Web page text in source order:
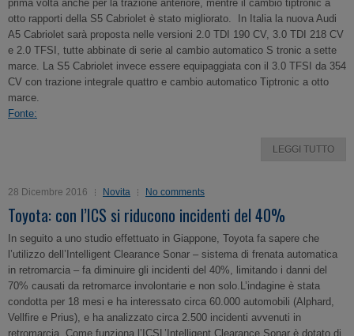
prima volta anche per la trazione anteriore, mentre il cambio tiptronic a
otto rapporti della S5 Cabriolet è stato migliorato. In Italia la nuova Audi
A5 Cabriolet sarà proposta nelle versioni 2.0 TDI 190 CV, 3.0 TDI 218 CV
e 2.0 TFSI, tutte abbinate di serie al cambio automatico S tronic a sette
marce. La S5 Cabriolet invece essere equipaggiata con il 3.0 TFSI da 354
CV con trazione integrale quattro e cambio automatico Tiptronic a otto
marce.
Fonte:
LEGGI TUTTO
28 Dicembre 2016 Novita No comments
Toyota: con l’ICS si riducono incidenti del 40%
In seguito a uno studio effettuato in Giappone, Toyota fa sapere che
l’utilizzo dell’Intelligent Clearance Sonar – sistema di frenata automatica
in retromarcia – fa diminuire gli incidenti del 40%, limitando i danni del
70% causati da retromarce involontarie e non solo.L’indagine è stata
condotta per 18 mesi e ha interessato circa 60.000 automobili (Alphard,
Vellfire e Prius), e ha analizzato circa 2.500 incidenti avvenuti in
retromarcia. Come funziona l’ICSL’Intelligent Clearance Sonar è dotato di